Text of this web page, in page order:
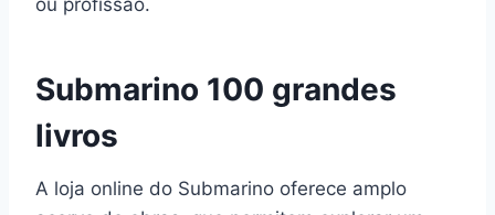
Submarino 100 grandes
livros
A loja online do Submarino oferece amplo